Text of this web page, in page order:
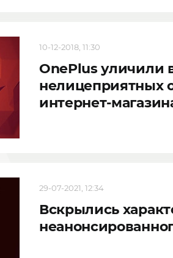
10-12-2018, 11:30
OnePlus уличили
нелицеприятных
интернет-
29-07-2021, 12:34
Вскрылись